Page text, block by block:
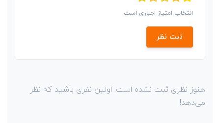
انتخاب امتیاز اجباری است
ثبت نظر
هنوز نظری ثبت نشده است. اولین نفری باشید که نظر
می‌دهد!